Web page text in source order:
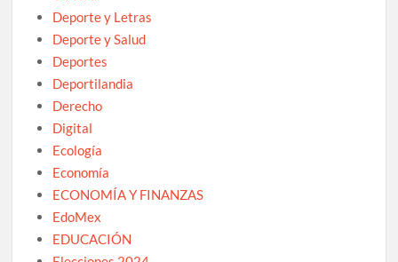
Deporte y Letras
Deporte y Salud
Deportes
Deportilandia
Derecho
Digital
Ecología
Economía
ECONOMÍA Y FINANZAS
EdoMex
EDUCACIÓN